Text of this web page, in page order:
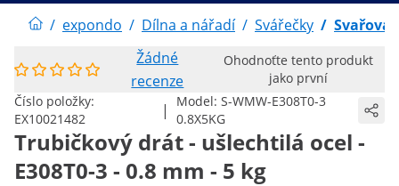
/ expondo / Dílna a nářadí / Svářečky /
Žádné
recenze
Ohodnoťte tento produkt
jako první
Číslo položky:
EX10021482
| Model: S-WMW-E308T0-3
0.8X5KG
Trubičkový drát - ušlechtilá ocel -
E308T0-3 - 0.8 mm - 5 kg